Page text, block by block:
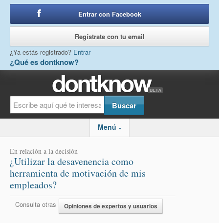
¿Qué es dontknow?
Entrar con Facebook
Regístrate con tu email
¿Ya estás registrado? Entrar
Menú ▼
En relación a la decisión
¿Utilizar la desavenencia como
herramienta de motivación de mis
empleados?
Consulta otras Opiniones de expertos y usuarios